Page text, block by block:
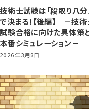
技術士試験は「段取り八分
で決まる！【後編】 －技
試験合格に向けた具体策
本番シミュレーション－
2026年3月8日